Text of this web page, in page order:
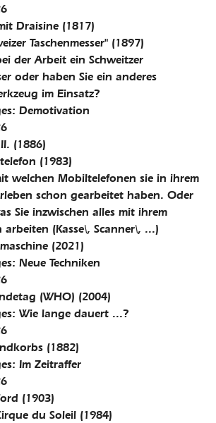
Draisine (1817)
Taschenmesser" (1897)
der Arbeit ein Schweitzer
oder haben Sie ein anderes
im Einsatz?
Demotivation
(1886)
(1983)
welchen Mobiltelefonen sie in ihrem
schon gearbeitet haben. Oder
Sie inzwischen alles mit ihrem
(Kasse\, Scanner\, ...)
(2021)
Neue Techniken
(WHO) (2004)
Wie lange dauert ...?
(1882)
Im Zeitraffer
(1903)
du Soleil (1984)